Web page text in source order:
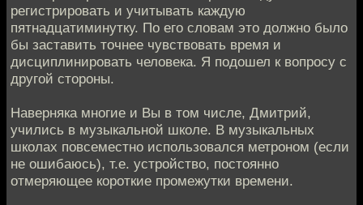
регистрировать и учитывать каждую
пятнадцатиминутку. По его словам это должно было
бы заставить точнее чувствовать время и
дисциплинировать человека. Я подошел к вопросу с
другой стороны.
Наверняка многие и Вы в том числе, Дмитрий,
учились в музыкальной школе. В музыкальных
школах повсеместно использовался метроном (если
не ошибаюсь), т.е. устройство, постоянно
отмеряющее короткие промежутки времени.